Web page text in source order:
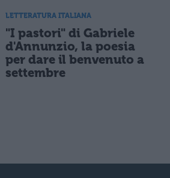
LETTERATURA ITALIANA
"I pastori" di Gabriele
d'Annunzio, la poesia
per dare il benvenuto a
settembre